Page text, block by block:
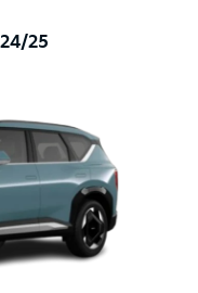
25